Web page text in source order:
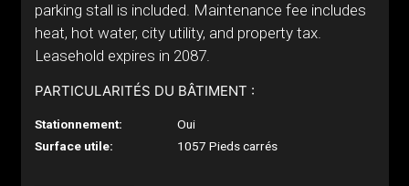
parking stall is included. Maintenance fee includes
heat, hot water, city utility, and property tax.
Leasehold expires in 2087.
PARTICULARITÉS DU BÂTIMENT :
Stationnement:
Oui
Surface utile:
1057 Pieds carrés